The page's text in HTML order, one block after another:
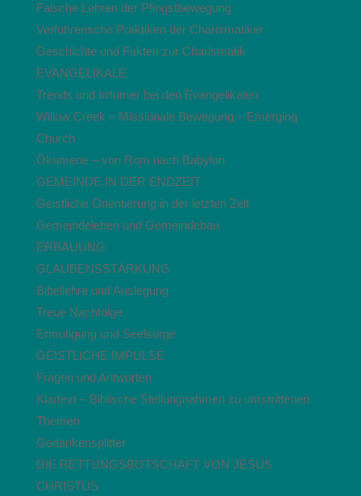
Falsche Lehren der Pfingstbewegung
Verführerische Praktiken der Charismatiker
Geschichte und Fakten zur Charismatik
EVANGELIKALE
Trends und Irrtümer bei den Evangelikalen
Willow Creek – Missionale Bewegung – Emerging
Church
Ökumene – von Rom nach Babylon
GEMEINDE IN DER ENDZEIT
Geistliche Orientierung in der letzten Zeit
Gemeindeleben und Gemeindebau
ERBAUUNG
GLAUBENSSTÄRKUNG
Bibellehre und Auslegung
Treue Nachfolge
Ermutigung und Seelsorge
GEISTLICHE IMPULSE
Fragen und Antworten
Klartext – Biblische Stellungnahmen zu umstrittenen
Themen
Gedankensplitter
DIE RETTUNGSBOTSCHAFT VON JESUS
CHRISTUS